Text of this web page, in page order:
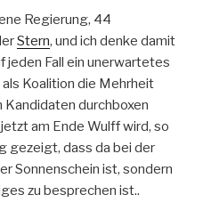
Regierung, 44
Stern, und ich denke damit
jeden Fall ein unerwartetes
Koalition die Mehrheit
durchboxen
am Ende Wulff wird, so
gezeigt, dass da bei der
Sonnenschein ist, sondern
zu besprechen ist..